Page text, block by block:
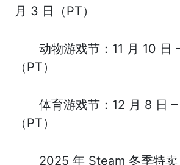
月 3 日（PT）
动物游戏节：11 月 10 日
（PT）
体育游戏节：12 月 8 日 –
（PT）
2025 年 Steam 冬季特卖